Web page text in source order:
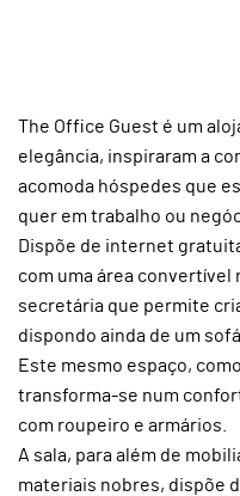
The Office Guest é um
elegância, inspiraram a
acomoda hóspedes que
quer em trabalho ou
Dispõe de internet
com uma área convertível
secretária que permite
dispondo ainda de um
Este mesmo espaço,
transforma-se num
com roupeiro e armários.
A sala, para além de
materiais nobres, dispõe